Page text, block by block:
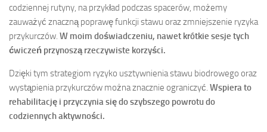
codziennej rutyny, na przykład podczas spacerów, możemy
zauważyć znaczną poprawę funkcji stawu oraz zmniejszenie ryzyka
przykurczów. W moim doświadczeniu, nawet krótkie sesje tych
ćwiczeń przynoszą rzeczywiste korzyści.
Dzięki tym strategiom ryzyko usztywnienia stawu biodrowego oraz
wystąpienia przykurczów można znacznie ograniczyć. Wspiera to
rehabilitację i przyczynia się do szybszego powrotu do
codziennych aktywności.